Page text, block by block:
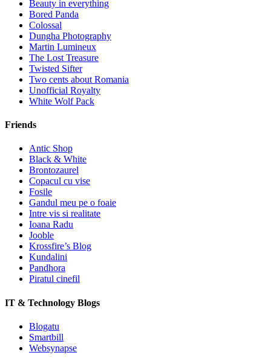
Beauty in everything
Bored Panda
Colossal
Dungha Photography
Martin Lumineux
The Lost Treasure
Twisted Sifter
Two cents about Romania
Unofficial Royalty
White Wolf Pack
Friends
Antic Shop
Black & White
Brontozaurel
Copacul cu vise
Fosile
Gandul meu pe o foaie
Intre vis si realitate
Ioana Radu
Jooble
Krossfire’s Blog
Kundalini
Pandhora
Piratul cinefil
IT & Technology Blogs
Blogatu
Smartbill
Websynapse